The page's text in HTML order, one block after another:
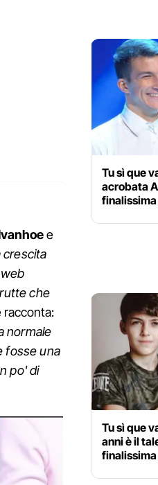
e
crescita
che
racconta:
normale
fosse una
po' di
Tu sì que
acrobata
finalissima
Tu sì que
anni è il
finalissima